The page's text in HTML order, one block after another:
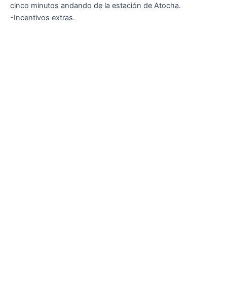
cinco minutos andando de la estación de Atocha.
-Incentivos extras.